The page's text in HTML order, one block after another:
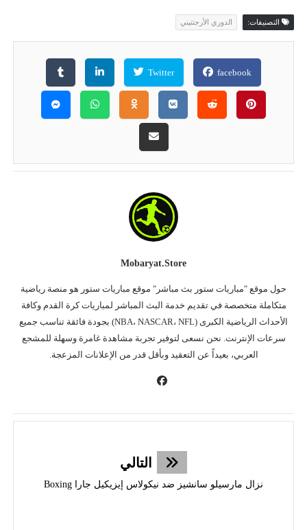
التصنيفات: الدوري الأرجنتيني
facebook
Twitter
Mobaryat.store
حول موقع "مباريات ستور بث مباشر" موقع مباريات ستور هو منصة رياضية
متكاملة متخصصة في تقديم خدمة البث المباشر لمباريات كرة القدم وكافة
الأحداث الرياضية الكبرى (NBA، NASCAR، NFL) بجودة فائقة تناسب جميع
سرعات الإنترنت. نحن نسعى لتوفير تجربة مشاهدة غامرة وسهلة للمشجع
العربي، بعيداً عن التعقيد وبأقل قدر من الإعلانات المزعجة.
التالي
نزال مارسيلو سانشيز ضد نيكولاس إيزيكيل جارا Boxing